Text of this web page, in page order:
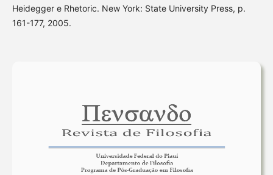
Heidegger e Rhetoric. New York: State University Press, p.
161-177, 2005.